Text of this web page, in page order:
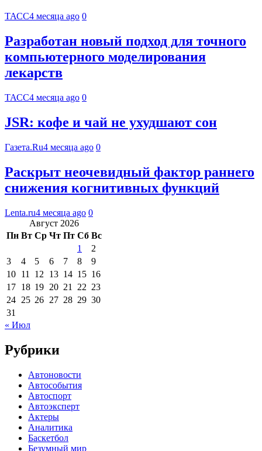
ТАСС4 месяца ago 0
Разработан новый подход для точного
компьютерного моделирования
лекарств
ТАСС4 месяца ago 0
JSR: кофе и чай не ухудшают сон
Газета.Ru4 месяца ago 0
Раскрыт неочевидный фактор раннего
снижения когнитивных функций
Lenta.ru4 месяца ago 0
Август 2026
Пн Вт Ср Чт Пт Сб Вс
1
2
3
4 5 6 7 8
9
10 11 12 13 14 15 16
17 18 19 20 21 22 23
24 25 26 27 28 29 30
31
« Июл
Рубрики
Автоновости
Автособытия
Автоспорт
Автоэксперт
Актеры
Аналитика
Баскетбол
Безумный мир